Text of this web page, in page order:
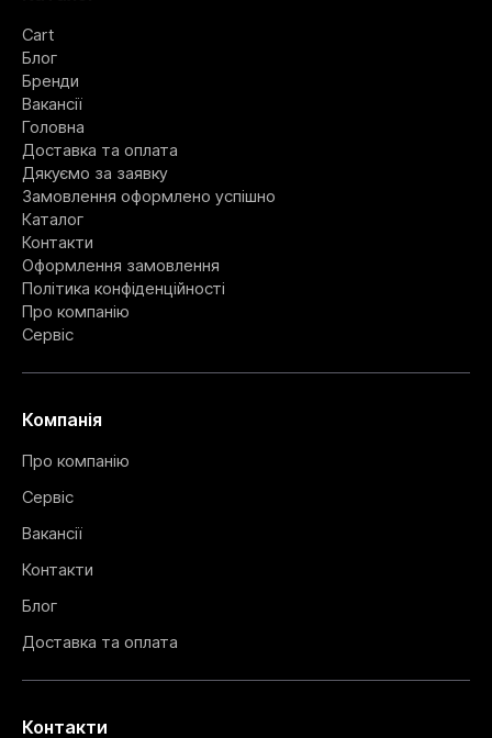
Cart
Блог
Бренди
Вакансії
Головна
Доставка та оплата
Дякуємо за заявку
Замовлення оформлено успішно
Каталог
Контакти
Оформлення замовлення
Політика конфіденційності
Про компанію
Сервіс
Компанія
Про компанію
Сервіс
Вакансії
Контакти
Блог
Доставка та оплата
Контакти